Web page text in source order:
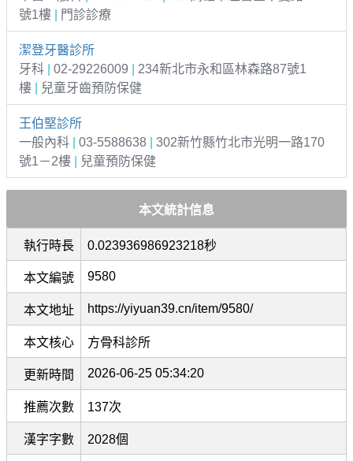
號1樓
門診診療
潔登牙醫診所
牙科
02-29226009
234新北市永和區林森路87號1
樓
兒童牙齒預防保健
王伯堅診所
一般內科
03-5588638
302新竹縣竹北市光明一路170
號1－2樓
兒童預防保健
本文統計信息
執行時長 0.023936986923218秒
本文編號 9580
本文地址 https://yiyuan39.cn/item/9580/
本文核心 方骨科診所
更新時間 2026-06-25 05:34:20
推薦次數 137次
漢字字數 2028個